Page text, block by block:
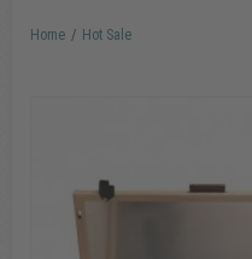
Home / Hot Sale